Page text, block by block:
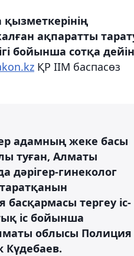
ақпаратты
бойынша сотқа
ҚР ІІМ баспасөз
ер адамның жеке басы
туған, Алматы
дәрігер-гинеколог
тергеу іс-
іс бойынша
облысы Полиция
Күдебаев.